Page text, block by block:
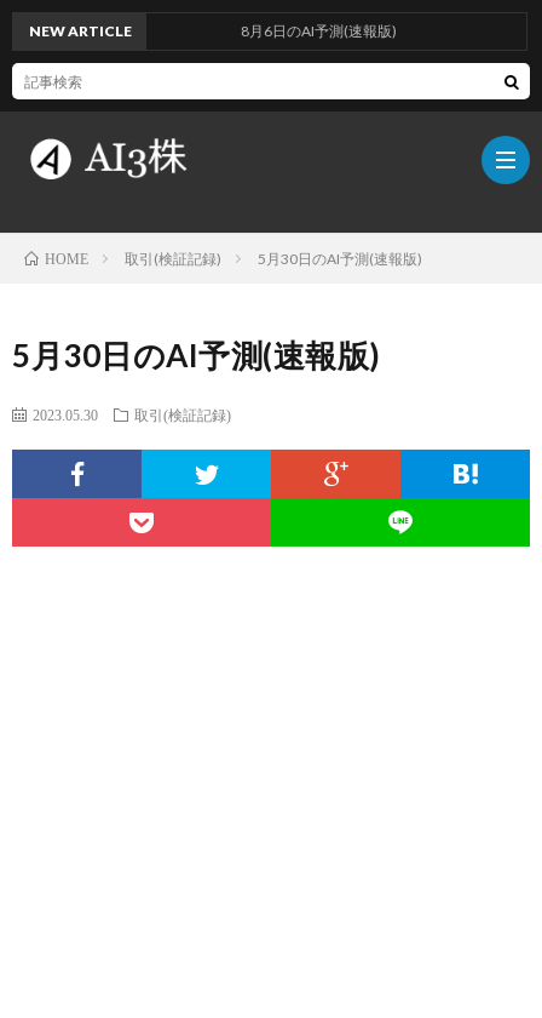
グ
NEW ARTICLE 8月6日のAI予測(速報版)
HOME 取引(検証記録) 5月30日のAI予測(速報版)
5月30日のAI予測(速報版)
2023.05.30 取引(検証記録)